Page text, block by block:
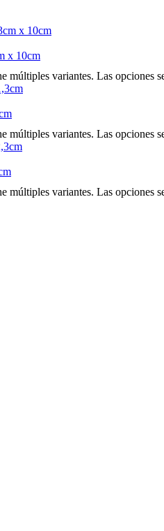
x 10cm
múltiples variantes. Las opciones
múltiples variantes. Las opciones
múltiples variantes. Las opciones